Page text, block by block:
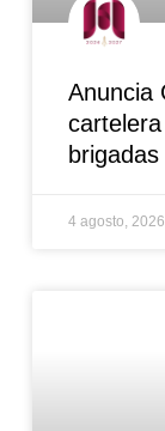
Anuncia
4 agosto, 2026